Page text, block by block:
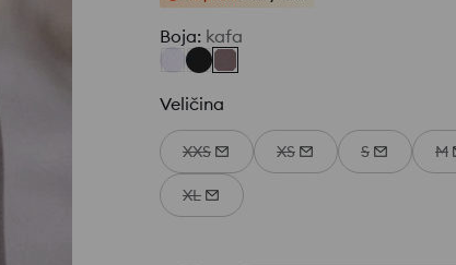
Boja: kafa
Veličina
XXS XS S M
XL